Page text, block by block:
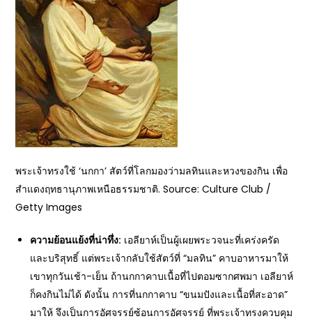
พระเจ้าทรงใช้ ‘นกกา’ สัตว์ที่โลกมองว่ามลทินและหวงของกิน เพื่อ
สำแดงฤทธานุภาพเหนือธรรมชาติ. Source: Culture Club /
Getty Images
ความย้อนแย้งที่น่าทึ่ง: เอลียาห์เป็นผู้เผยพระวจนะที่เคร่งครัด
และบริสุทธิ์ แต่พระเจ้ากลับใช้สัตว์ที่ “มลทิน” คาบอาหารมาให้
เขาทุกวันเช้า-เย็น ถ้านกกาคาบเนื้อที่ไปตอมซากศพมา เอลียาห์
ก็คงกินไม่ได้ ดังนั้น การที่นกกาคาบ “ขนมปังและเนื้อที่สะอาด”
มาให้ จึงเป็นการอัศจรรย์ซ้อนการอัศจรรย์ ที่พระเจ้าทรงควบคุม